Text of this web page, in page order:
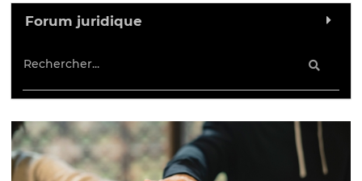
Forum juridique